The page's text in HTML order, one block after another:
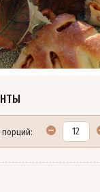
порций: